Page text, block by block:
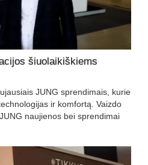
šiuolaikiškiems
JUNG sprendimais, kurie
ir komfortą. Vaizdo
naujienos bei sprendimai